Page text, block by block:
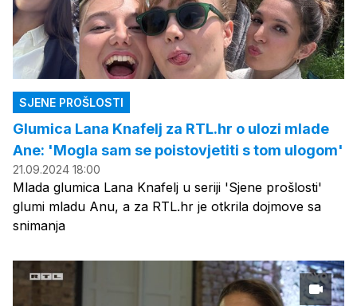
SJENE PROŠLOSTI
Glumica Lana Knafelj za RTL.hr o ulozi mlade
Ane: 'Mogla sam se poistovjetiti s tom ulogom'
21.09.2024 18:00
Mlada glumica Lana Knafelj u seriji 'Sjene prošlosti'
glumi mladu Anu, a za RTL.hr je otkrila dojmove sa
snimanja